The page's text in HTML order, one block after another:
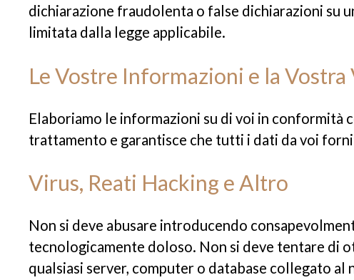
dichiarazione fraudolenta o false dichiarazioni su
limitata dalla legge applicabile.
Le Vostre Informazioni e la
Elaboriamo le informazioni su di voi in conformità
trattamento e garantisce che tutti i dati da voi
Virus, Reati Hacking e Altro
Non si deve abusare introducendo
tecnologicamente doloso. Non si deve tentare di
qualsiasi server, computer o database collegato